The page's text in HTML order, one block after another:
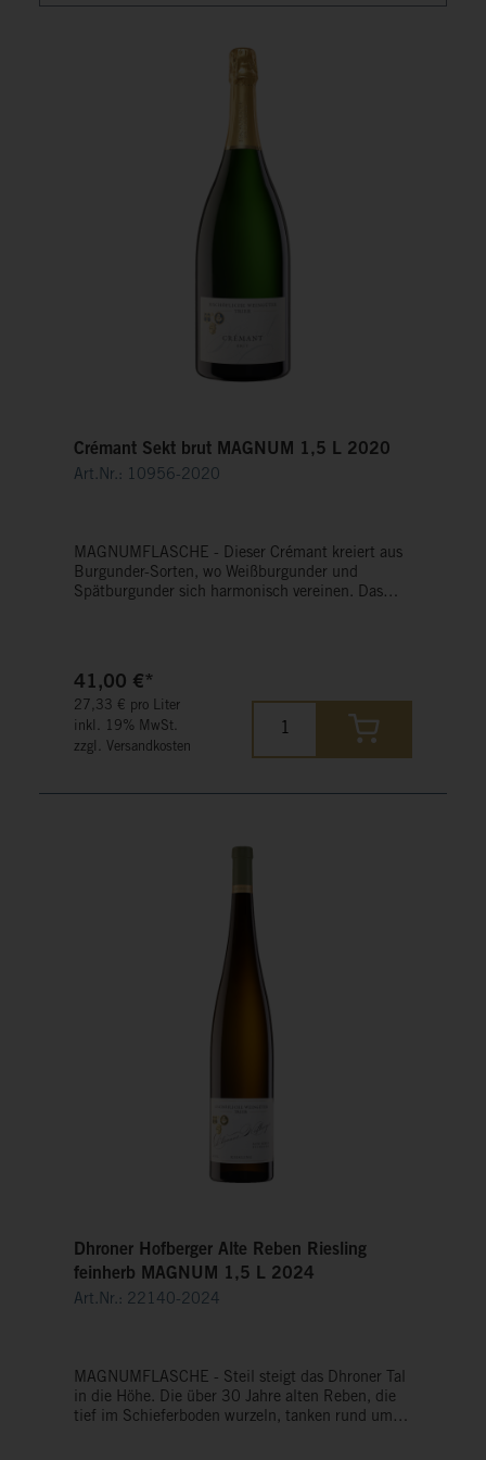
Crémant Sekt brut MAGNUM 1,5 L 2020
Art.Nr.: 10956-2020
MAGNUMFLASCHE - Dieser Crémant kreiert aus
Burgunder-Sorten, wo Weißburgunder und
Spätburgunder sich harmonisch vereinen. Das
41,00 €*
27,33 € pro Liter
inkl. 19% MwSt.
zzgl. Versandkosten
Dhroner Hofberger Alte Reben Riesling
feinherb MAGNUM 1,5 L 2024
Art.Nr.: 22140-2024
MAGNUMFLASCHE - Steil steigt das Dhroner Tal
in die Höhe. Die über 30 Jahre alten Reben, die
tief im Schieferboden wurzeln, tanken rund um